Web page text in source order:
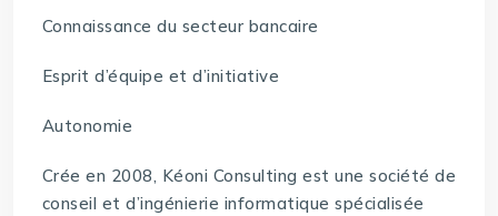
Connaissance du secteur bancaire
Esprit d’équipe et d’initiative
Autonomie
Crée en 2008, Kéoni Consulting est une société de
conseil et d’ingénierie informatique spécialisée